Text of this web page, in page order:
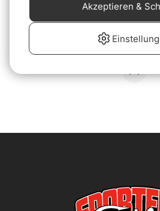
Rapala Glow Pick 6 Hook
Out with LED lamp
Akzeptieren &